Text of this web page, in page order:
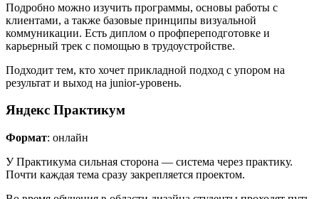
Подробно можно изучить программы, основы работы с
клиентами, а также базовые принципы визуальной
коммуникации. Есть диплом о профпереподготовке и
карьерный трек с помощью в трудоустройстве.
Подходит тем, кто хочет прикладной подход с упором на
результат и выход на junior-уровень.
Яндекс Практикум
Формат: онлайн
У Практикума сильная сторона — система через практику.
Почти каждая тема сразу закрепляется проектом.